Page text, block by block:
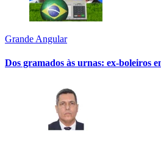
Grande Angular
Dos gramados às urnas: ex-boleiros